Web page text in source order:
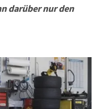
darüber nur den